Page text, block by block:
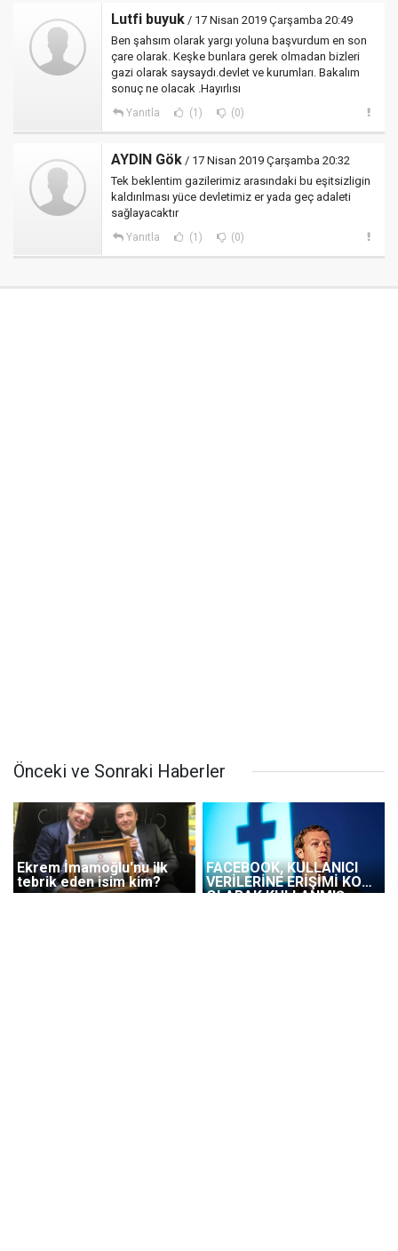
Lutfi buyuk / 17 Nisan 2019 Çarşamba 20:49
Ben şahsım olarak yargı yoluna başvurdum en son
çare olarak. Keşke bunlara gerek olmadan bizleri
gazi olarak saysaydı.devlet ve kurumları. Bakalım
sonuç ne olacak .Hayırlısı
Yanıtla (1) (0)
AYDIN Gök / 17 Nisan 2019 Çarşamba 20:32
Tek beklentim gazilerimiz arasındaki bu eşitsizligin
kaldırılması yüce devletimiz er yada geç adaleti
sağlayacaktır
Yanıtla (1) (0)
Önceki ve Sonraki Haberler
Ekrem İmamoğlu'nu ilk
tebrik eden isim kim?
FACEBOOK, KULLANICI
VERİLERİNE ERİŞİMİ KOZ
OLARAK KULLANMIŞ: